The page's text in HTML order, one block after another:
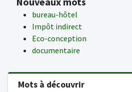
bureau-hôtel
Impôt indirect
Eco-conception
documentaire
Mots à découvrir